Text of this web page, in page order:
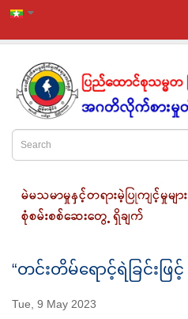
“တင်းတိမ်ရောင့်ရဲခြင်းဖ
Tue, 9 May 2023